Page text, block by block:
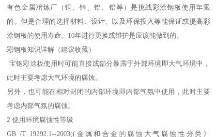
有色金属冶炼厂（铜、锌、铝、铅等）是挑战彩涂钢板使用年限
的。但是合理的选择材料、设计、以及环保投入等能保证或提高彩
涂钢板的使用寿命。10年进行更换或维护是应该能做到的。
彩钢板知识详解（建议收藏）
宝钢彩涂板使用时可能直接或部分暴露于外部环境即大气环境中，
此时主要考虑大气环境的腐蚀。
另外，也可能在相对封闭的内部环境即内部气氛中使用，此时主要
考虑内部气氛的腐蚀。
2 使用环境腐蚀性等级
GB /T 19292.1--2003((金属和合金的腐蚀大气腐蚀性分类》